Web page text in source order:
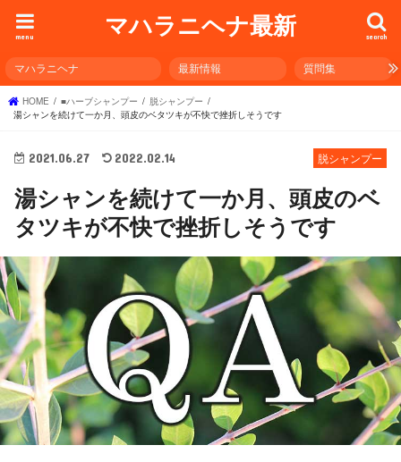
マハラニヘナ最新 search
menu
マハラニヘナ 最新情報 質問集
HOME ■ハーブシャンプー
脱シャンプー
湯シャンを続けて一か月、頭皮のベタツキが不快で挫折しそうです
脱シャンプー
2021.06.27 2022.02.14
湯シャンを続けて一か月、頭皮のベ
タツキが不快で挫折しそうです